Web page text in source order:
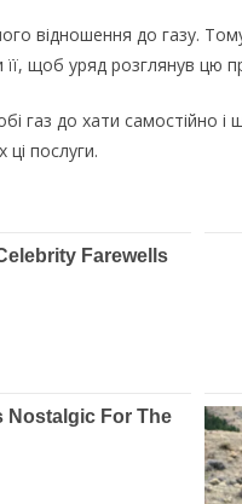
відношення до газу.
її, щоб уряд розглянув цю
газ до хати самостійно
послуги.